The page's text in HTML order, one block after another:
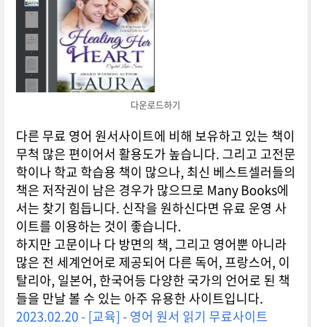
다운로드하기
다른 무료 영어 원서사이트에 비해 보유하고 있는 책이
무척 많은 편이어서 활용도가 높습니다. 그리고 고전문
학이나 학교 학습용 책이 많으나, 최신 베스트셀러들의
책은 저작권이 남은 경우가 많으므로 Many Books에
서는 찾기 힘듭니다. 신작을 원하신다면 유료 운영 사
이트를 이용하는 것이 좋습니다.
하지만 고문이나 다 방면의 책, 그리고 영어뿐 아니라
많은 전 세계언어로 제공되어 다른 독어, 프랑스어, 이
탈리아, 일본어, 한국어등 다양한 국가의 언어로 된 책
들을 만날 볼 수 있는 아주 유용한 사이트입니다.
2023.02.20 - [교육] - 영어 원서 읽기 무료사이트